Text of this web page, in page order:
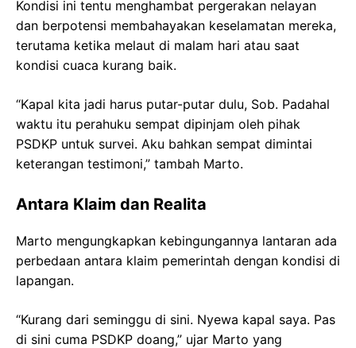
Kondisi ini tentu menghambat pergerakan nelayan
dan berpotensi membahayakan keselamatan mereka,
terutama ketika melaut di malam hari atau saat
kondisi cuaca kurang baik.
“Kapal kita jadi harus putar-putar dulu, Sob. Padahal
waktu itu perahuku sempat dipinjam oleh pihak
PSDKP untuk survei. Aku bahkan sempat dimintai
keterangan testimoni,” tambah Marto.
Antara Klaim dan Realita
Marto mengungkapkan kebingungannya lantaran ada
perbedaan antara klaim pemerintah dengan kondisi di
lapangan.
“Kurang dari seminggu di sini. Nyewa kapal saya. Pas
di sini cuma PSDKP doang,” ujar Marto yang